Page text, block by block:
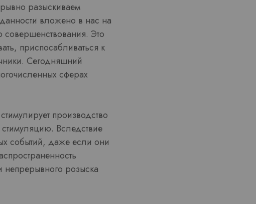
разыскиваем
вложено в нас на
совершенствования. Это
приспосабливаться к
Сегодняшний
сферах
производство
Вследствие
событий, даже если они
розыска